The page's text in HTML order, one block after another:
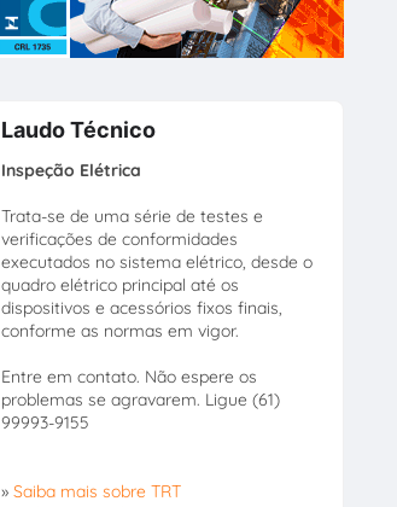
Laudo Técnico
Inspeção Elétrica
Trata-se de uma série de testes e
verificações de conformidades
executados no sistema elétrico, desde o
quadro elétrico principal até os
dispositivos e acessórios fixos finais,
conforme as normas em vigor.
Entre em contato. Não espere os
problemas se agravarem. Ligue (61)
99993-9155
» Saiba mais sobre TRT